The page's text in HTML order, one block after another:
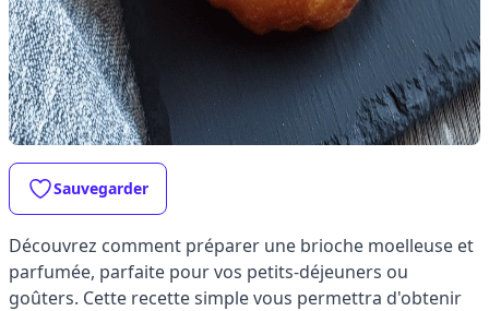
Sauvegarder
Découvrez comment préparer une brioche moelleuse et
parfumée, parfaite pour vos petits-déjeuners ou
goûters. Cette recette simple vous permettra d'obtenir